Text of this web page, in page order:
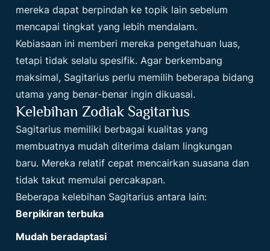
mereka dapat berpindah ke topik lain sebelum
mencapai tingkat yang lebih mendalam.
Kebiasaan ini memberi mereka pengetahuan luas,
tetapi tidak selalu spesifik. Agar berkembang
maksimal, Sagitarius perlu memilih beberapa bidang
utama yang benar-benar ingin dikuasai.
Kelebihan Zodiak Sagitarius
Sagitarius memiliki berbagai kualitas yang
membuatnya mudah diterima dalam lingkungan
baru. Mereka relatif cepat mencairkan suasana dan
tidak takut memulai percakapan.
Beberapa kelebihan Sagitarius antara lain:
Berpikiran terbuka
Mudah beradaptasi